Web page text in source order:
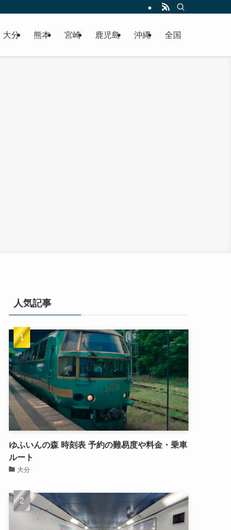
大分 熊本 宮崎 鹿児島 沖縄 全国
人気記事
ゆふいんの森 時刻表 予約の難易度や料金・乗車
ルート
大分